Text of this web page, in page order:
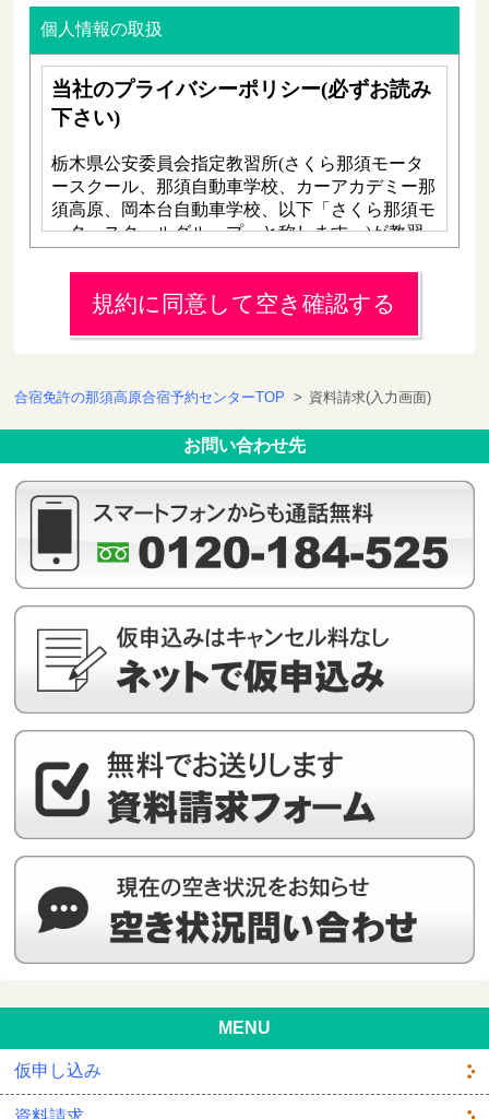
個人情報の取扱
規約に同意して空き確認する
合宿免許の那須高原合宿予約センターTOP > 資料請求(入力画面)
お問い合わせ先
MENU
仮申し込み